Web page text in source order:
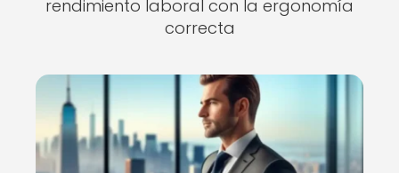
rendimiento laboral con la ergonomía
correcta